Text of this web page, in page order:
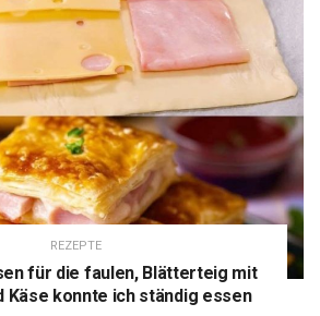
REZEPTE
für die faulen, Blätterteig mit
Käse konnte ich ständig essen